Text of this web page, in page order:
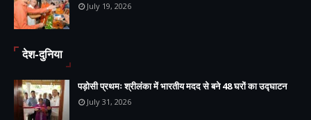
July 19, 2026
देश-दुनिया
पड़ोसी प्रथमः श्रीलंका में भारतीय मदद से बने 48 घरों का उद्घाटन
July 31, 2026